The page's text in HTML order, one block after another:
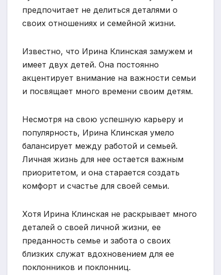
предпочитает не делиться деталями о
своих отношениях и семейной жизни.
Известно, что Ирина Клинская замужем и
имеет двух детей. Она постоянно
акцентирует внимание на важности семьи
и посвящает много времени своим детям.
Несмотря на свою успешную карьеру и
популярность, Ирина Клинская умело
балансирует между работой и семьей.
Личная жизнь для нее остается важным
приоритетом, и она старается создать
комфорт и счастье для своей семьи.
Хотя Ирина Клинская не раскрывает много
деталей о своей личной жизни, ее
преданность семье и забота о своих
близких служат вдохновением для ее
поклонников и поклонниц.